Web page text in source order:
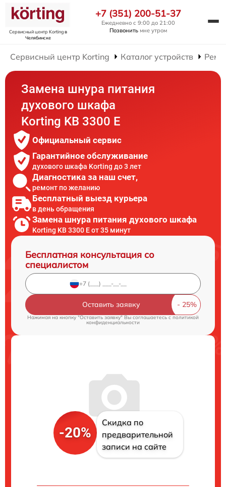
Сервисный центр Kortingв
Челябинске
+7 (351) 200-51-37
Ежедневно с 9:00 до 21:00
Позвонить мне утром
Сервисный центр Korting Каталог устройств
Замена шнура питания
духового шкафа
Korting KB 3300 E
Официальный сервис
Гарантийное обслуживание
духового шкафа Korting до 3 лет
Диагностика за наш счет,
ремонт по желанию
Бесплатный выезд курьера
в день обращения
Замена шнура питания духового шкафа
Korting KB 3300 E от 35 минут
Бесплатная консультация со
специалистом
Оставить заявку
Нажимая на кнопку "Оставить заявку" Вы соглашаетесь cполитикой
конфиденциальности
-20%
Скидка по
предварительной
записи на сайте